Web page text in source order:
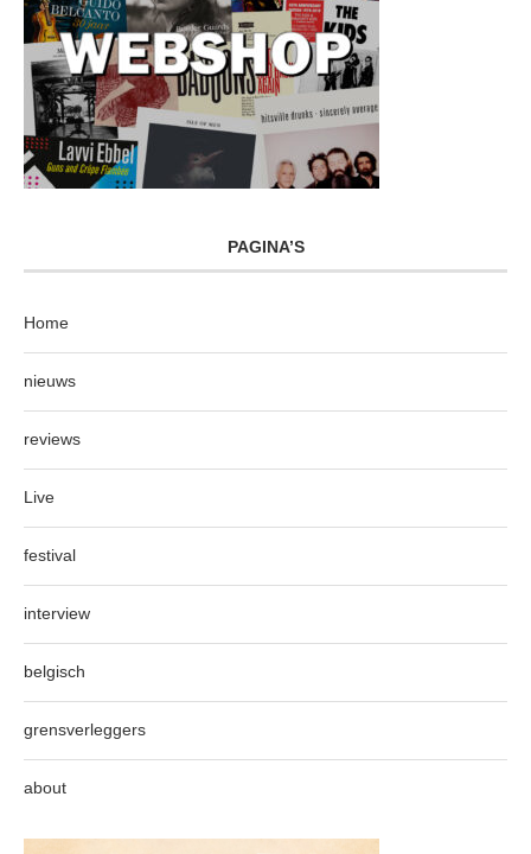
PAGINA’S
Home
nieuws
reviews
Live
festival
interview
belgisch
grensverleggers
about